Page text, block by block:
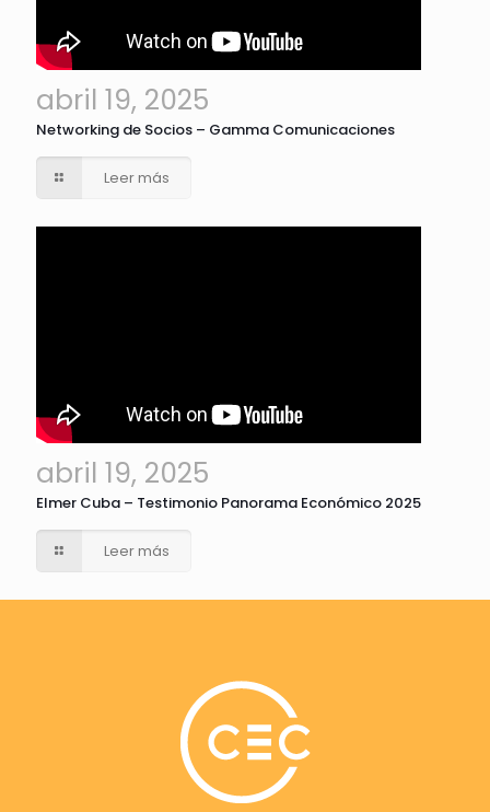
abril 19, 2025
Networking de Socios – Gamma Comunicaciones
Leer más
abril 19, 2025
Elmer Cuba – Testimonio Panorama Económico 2025
Leer más